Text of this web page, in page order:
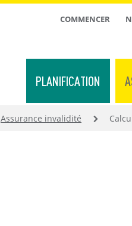
TOP
COMMENCER
PLANIFICATION
Assurance invalidité